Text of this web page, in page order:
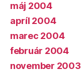
máj 2004
apríl 2004
marec 2004
február 2004
november 2003